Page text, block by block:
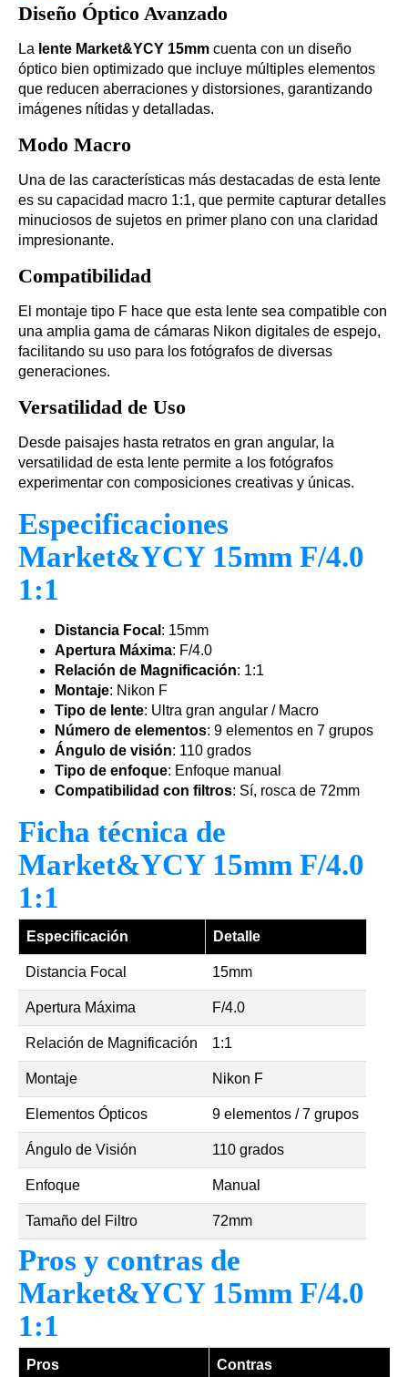
Diseño Óptico Avanzado
La lente Market&YCY 15mm cuenta con un diseño
óptico bien optimizado que incluye múltiples elementos
que reducen aberraciones y distorsiones, garantizando
imágenes nítidas y detalladas.
Modo Macro
Una de las características más destacadas de esta lente
es su capacidad macro 1:1, que permite capturar detalles
minuciosos de sujetos en primer plano con una claridad
impresionante.
Compatibilidad
El montaje tipo F hace que esta lente sea compatible con
una amplia gama de cámaras Nikon digitales de espejo,
facilitando su uso para los fotógrafos de diversas
generaciones.
Versatilidad de Uso
Desde paisajes hasta retratos en gran angular, la
versatilidad de esta lente permite a los fotógrafos
experimentar con composiciones creativas y únicas.
Especificaciones
Market&YCY 15mm F/4.0
1:1
Distancia Focal : 15mm
Apertura Máxima: F/4.0
Relación de Magnificación: 1:1
Montaje: Nikon F
Tipo de lente: Ultra gran angular / Macro
Número de elementos: 9 elementos en 7 grupos
Ángulo de visión: 110 grados
Tipo de enfoque: Enfoque manual
Compatibilidad con filtros: Sí, rosca de 72mm
Ficha técnica de
Market&YCY 15mm F/4.0
1:1
Especificación Detalle
Distancia Focal 15mm
Apertura Máxima F/4.0
Relación de Magnificación 1:1
Montaje Nikon F
Elementos Ópticos 9 elementos / 7 grupos
Ángulo de Visión 110 grados
Enfoque Manual
Tamaño del Filtro 72mm
Pros y contras de
Market&YCY 15mm F/4.0
1:1
Pros Contras